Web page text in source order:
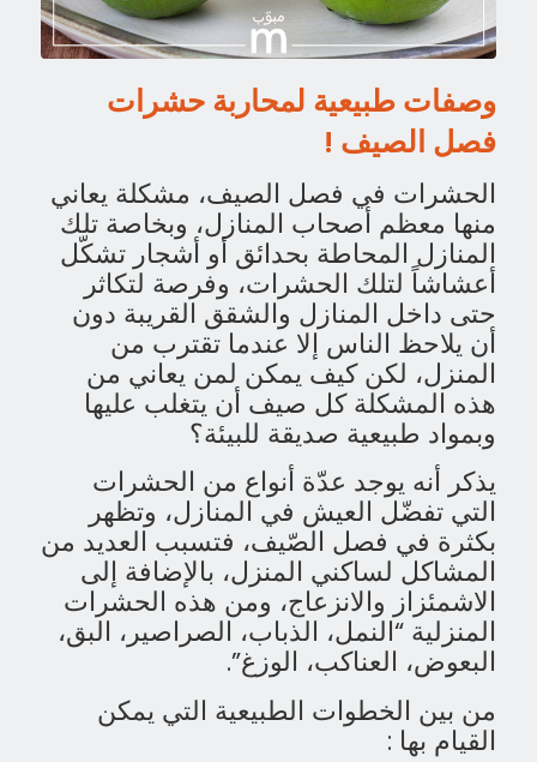
وصفات طبيعية لمحاربة حشرات
فصل الصيف !
الحشرات في فصل الصيف، مشكلة يعاني
منها معظم أصحاب المنازل، وبخاصة تلك
المنازل المحاطة بحدائق أو أشجار تشكّل
أعشاشاً لتلك الحشرات، وفرصة لتكاثر
حتى داخل المنازل والشقق القريبة دون
أن يلاحظ الناس إلا عندما تقترب من
المنزل، لكن كيف يمكن لمن يعاني من
هذه المشكلة كل صيف أن يتغلب عليها
وبمواد طبيعية صديقة للبيئة؟
يذكر أنه يوجد عدّة أنواع من الحشرات
التي تفضّل العيش في المنازل، وتظهر
بكثرة في فصل الصّيف، فتسبب العديد من
المشاكل لساكني المنزل، بالإضافة إلى
الاشمئزاز والانزعاج، ومن هذه الحشرات
المنزلية “النمل، الذباب، الصراصير، البق،
البعوض، العناكب، الوزغ”.
من بين الخطوات الطبيعية التي يمكن
القيام بها :